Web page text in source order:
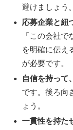
避けましょう。
応募企業と紐
「この会社
を明確に伝え
が必要です。
自信を持って
です。後ろ向
ょう。
一貫性を持た